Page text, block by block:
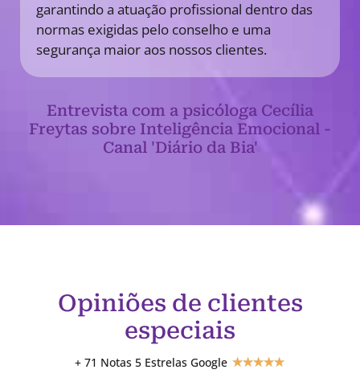
garantindo a atuação profissional dentro das
normas exigidas pelo conselho e uma
segurança maior aos nossos clientes.
Entrevista com a psicóloga Cecília
Freytas sobre Inteligência Emocional -
Canal 'Diário da Bia'
Opiniões de clientes
especiais
+ 71 Notas 5 Estrelas Google ★★★★★